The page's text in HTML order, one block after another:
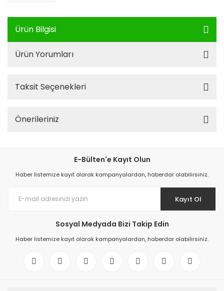
Ürün Bilgisi
Ürün Yorumları
Taksit Seçenekleri
Önerileriniz
E-Bülten'e Kayıt Olun
Haber listemize kayıt olarak kampanyalardan, haberdar olabilirsiniz.
Kayıt Ol
Sosyal Medyada Bizi Takip Edin
Haber listemize kayıt olarak kampanyalardan, haberdar olabilirsiniz.